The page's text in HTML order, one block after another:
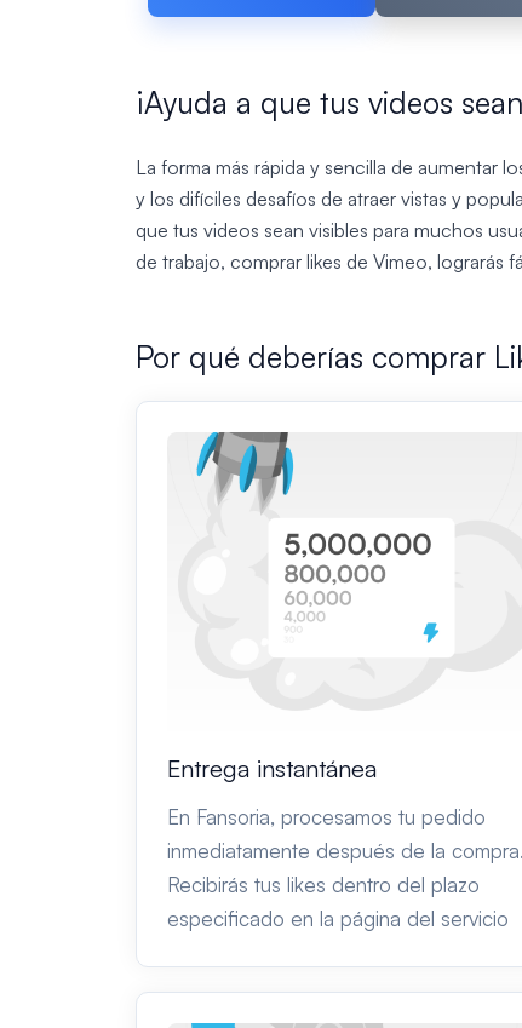
¡Ayuda a que tus videos
La forma más rápida y sencilla de aumentar
y los difíciles desafíos de atraer vistas y
que tus videos sean visibles para muchos
de trabajo, comprar likes de Vimeo, lograrás
Por qué deberías comprar
Entrega instantánea
En Fansoria, procesamos tu pedido
inmediatamente después de la compra.
Recibirás tus likes dentro del plazo
especificado en la página del servicio